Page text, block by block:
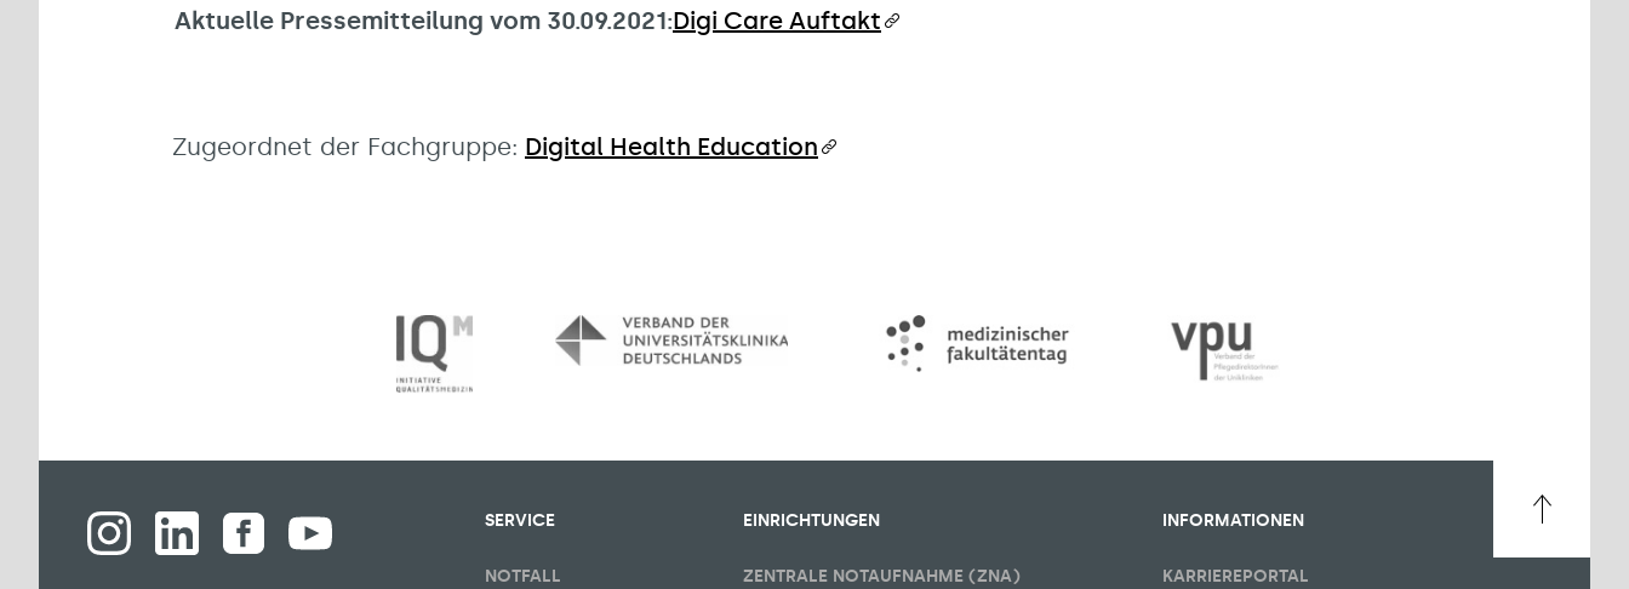
Aktuelle Pressemitteilung vom 30.09.2021:Digi Care Auftakt
Zugeordnet der Fachgruppe: Digital Health Education
SERVICE
NOTFALL
EINRICHTUNGEN
ZENTRALE NOTAUFNAHME (ZNA)
INFORMATIONEN
KARRIEREPORTAL